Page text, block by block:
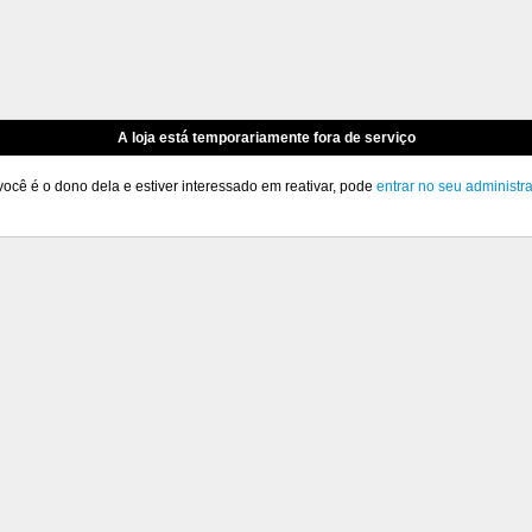
A loja está temporariamente fora de serviço
é o dono dela e estiver interessado em reativar, pode entrar no seu